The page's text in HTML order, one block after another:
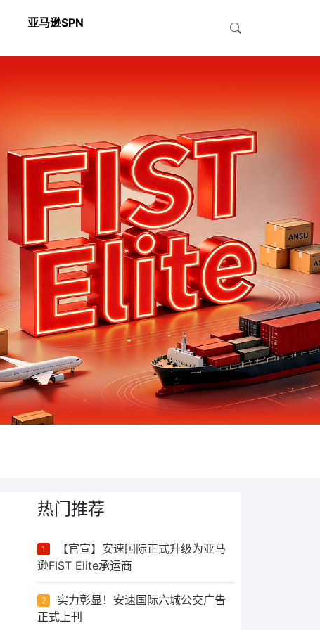
亚马逊SPN
热门推荐
1
【官宣】安速国际正式升级为亚马
逊FIST Elite承运商
2
实力彰显！安速国际六城公交广告
正式上刊